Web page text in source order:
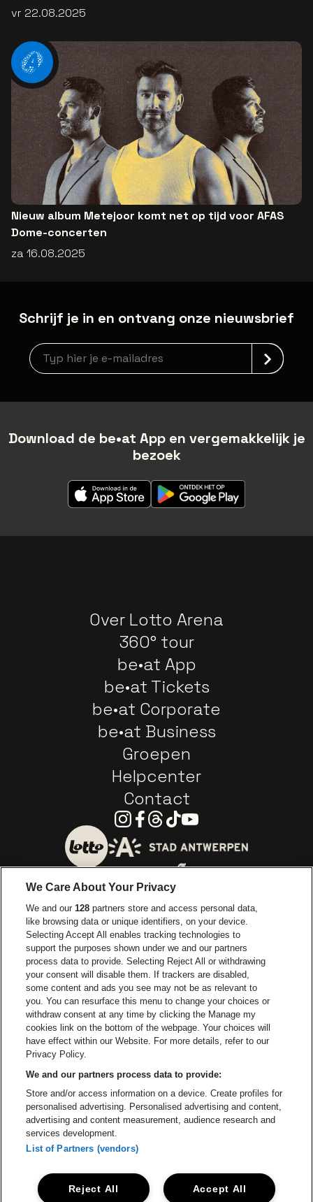
vr 22.08.2025
Nieuw album Metejoor komt net op tijd voor AFAS
Dome-concerten
za 16.08.2025
Schrijf je in en ontvang onze nieuwsbrief
Nieuwsbrief aanmelding
Download de be•at App en vergemakkelijk je
bezoek
Over Lotto Arena
360° tour
be•at App
be•at Tickets
be•at Corporate
be•at Business
Groepen
Helpcenter
Contact
Instagram
Facebook
Threads
TiktokYoutube
Ga naar de website van
Ga naar de website van Europcar
Ga naar de
Ga naar de website van Coca-Cola
Ga naar de website van
Ga naar
Ga naar de website van Champagne
Ga naar de website
Ga naar de website van Het
Ga naar de
Lotto Arena is een deel vanbe•at
Lotto Arena
Be-At Venues
Schijnpoortweg 119, 2170 Antwerpen
BTW (BE) 0461.051.688 - RPR Antwerpen
BNP Paribas Fortis - IBAN: BE93 2200 4925 0067 - BIC:
GEBABEBB
We Care About Your Privacy
We and our128 partners store and access personal data,
like browsing data or unique identifiers, on your device.
Selecting Accept All enables tracking technologies to
support the purposes shown under we and our partners
process data to provide. Selecting Reject All or withdrawing
your consent will disable them. If trackers are disabled,
some content and ads you see may not be as relevant to
you. You can resurface this menu to change your choices or
withdraw consent at any time by clicking the Manage my
cookies link on the bottom of the webpage. Your choices will
have effect within our Website. For more details, refer to our
Privacy Policy.
We and our partners process data to provide:
Store and/or access information on a device. Create profiles for
personalised advertising. Personalised advertising and content,
advertising and content measurement, audience research and
services development.
List of Partners (vendors)
Accept All
Reject All